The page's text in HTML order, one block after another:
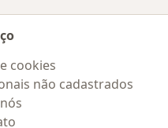
cookies
não cadastrados